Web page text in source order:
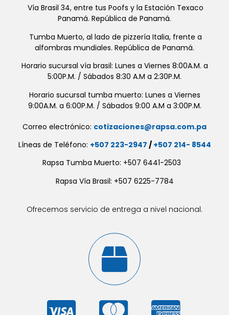
Vía Brasil 34, entre tus Poofs y la Estación Texaco
Panamá. República de Panamá.
Tumba Muerto, al lado de pizzería Italia, frente a
alfombras mundiales. República de Panamá.
Horario sucursal vía brasil: Lunes a Viernes 8:00A.M. a
5:00P.M. / Sábados 8:30 A.M a 2:30P.M.
Horario sucursal tumba muerto: Lunes a Viernes
9:00A.M. a 6:00P.M. / Sábados 9:00 A.M a 3:00P.M.
Correo electrónico: cotizaciones@rapsa.com.pa
Líneas de Teléfono: +507 223-2947 / +507 214- 8544
Rapsa Tumba Muerto: +507 6441-2503
Rapsa Vía Brasil: +507 6225-7784
Ofrecemos servicio de entrega a nivel nacional.